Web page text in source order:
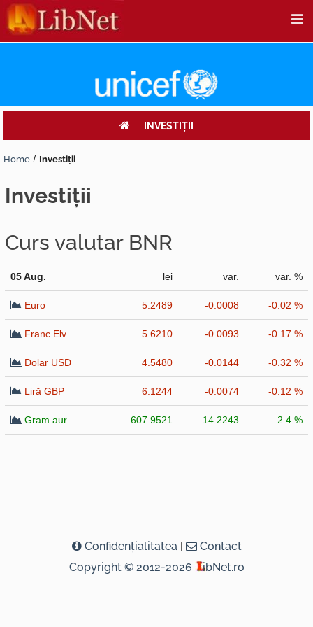
INVESTIŢII
Home Investiţii
investiţii
Curs valutar BNR
05 Aug. lei var. var. %
Euro 5.2489 -0.0008 -0.02 %
Franc Elv. 5.6210 -0.0093 -0.17 %
Dolar USD 4.5480 -0.0144 -0.32 %
Liră GBP 6.1244 -0.0074 -0.12 %
Gram aur 607.9521 14.2243 2.4 %
Confidenţialitatea |
Contact
Copyright © 2012-2026
ibNet.ro